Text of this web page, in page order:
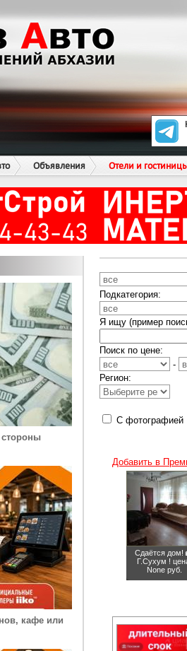
Объявления Отели и
кафе или
Подкатегория:
Я ищу (пример
Поиск по цене:
-
Регион:
С фотографией
Добавить в
Сдаётся дом!
Г.Сухум !
None руб.